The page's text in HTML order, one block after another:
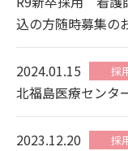
込の方随時募集の
2024.01.15 採
北福島医療センタ
2023.12.20 採